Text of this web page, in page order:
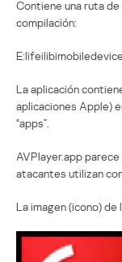
Contiene una ruta
compilación:
La aplicación
aplicaciones Apple)
“apps”.
AVPlayer.app
atacantes utilizan
La imagen (icono) de